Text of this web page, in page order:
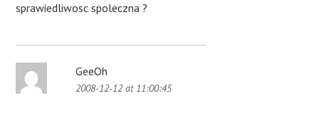
sprawiedliwosc spoleczna ?
GeeOh
2008-12-12 at 11:00:45